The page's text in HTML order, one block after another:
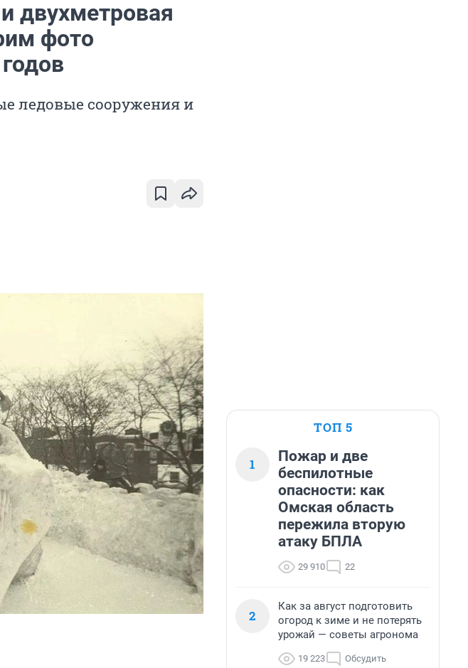
двухметровая
фото
ледовые сооружения и
ТОП 5
1
Пожар и две
беспилотные
опасности: как
Омская область
пережила вторую
атаку БПЛА
29 910 22
2
Как за август подготовить
огород к зиме и не потерять
урожай — советы агронома
19 223 Обсудить